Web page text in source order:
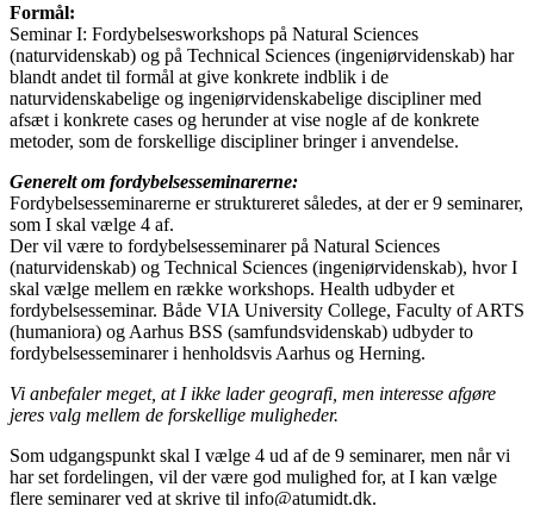
Formål:
Seminar I: Fordybelsesworkshops på Natural Sciences
(naturvidenskab) og på Technical Sciences (ingeniørvidenskab) har
blandt andet til formål at give konkrete indblik i de
naturvidenskabelige og ingeniørvidenskabelige discipliner med
afsæt i konkrete cases og herunder at vise nogle af de konkrete
metoder, som de forskellige discipliner bringer i anvendelse.
Generelt om fordybelsesseminarerne:
Fordybelsesseminarerne er struktureret således, at der er 9 seminarer,
som I skal vælge 4 af.
Der vil være to fordybelsesseminarer på Natural Sciences
(naturvidenskab) og Technical Sciences (ingeniørvidenskab), hvor I
skal vælge mellem en række workshops. Health udbyder et
fordybelsesseminar. Både VIA University College, Faculty of ARTS
(humaniora) og Aarhus BSS (samfundsvidenskab) udbyder to
fordybelsesseminarer i henholdsvis Aarhus og Herning.
Vi anbefaler meget, at I ikke lader geografi, men interesse afgøre
jeres valg mellem de forskellige muligheder.
Som udgangspunkt skal I vælge 4 ud af de 9 seminarer, men når vi
har set fordelingen, vil der være god mulighed for, at I kan vælge
flere seminarer ved at skrive til info@atumidt.dk.